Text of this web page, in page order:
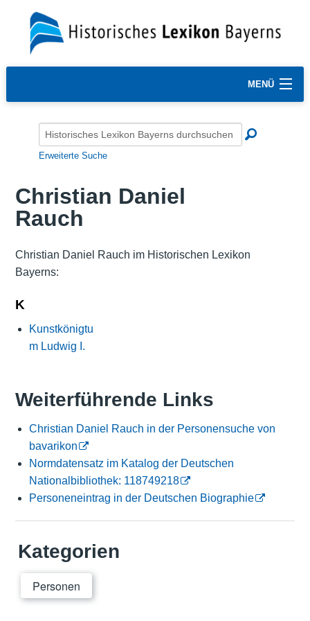
MENÜ
Erweiterte Suche
Christian Daniel
Rauch
Christian Daniel Rauch im Historischen Lexikon
Bayerns:
K
Kunstkönigtu
m Ludwig I.
Weiterführende Links
Christian Daniel Rauch in der Personensuche von
bavarikon
Normdatensatz im Katalog der Deutschen
Nationalbibliothek: 118749218
Personeneintrag in der Deutschen Biographie
Kategorien
Personen